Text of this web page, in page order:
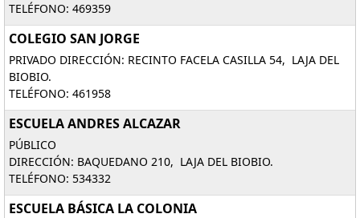
TELÉFONO: 469359
COLEGIO SAN JORGE
PRIVADO DIRECCIÓN: RECINTO FACELA CASILLA 54, LAJA DEL
BIOBIO.
TELÉFONO: 461958
ESCUELA ANDRES ALCAZAR
PÚBLICO
DIRECCIÓN: BAQUEDANO 210, LAJA DEL BIOBIO.
TELÉFONO: 534332
ESCUELA BÁSICA LA COLONIA